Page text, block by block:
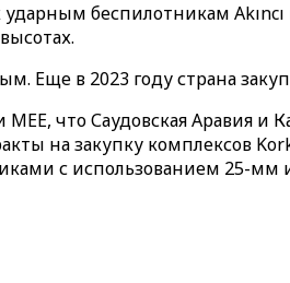
беспилотникам
Еще в 2023 году страна
что Саудовская Аравия и
на закупку комплексов
с использованием 25-мм